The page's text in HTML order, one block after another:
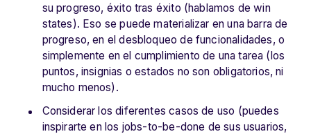
su progreso, éxito tras éxito (hablamos de win
states). Eso se puede materializar en una barra de
progreso, en el desbloqueo de funcionalidades, o
simplemente en el cumplimiento de una tarea (los
puntos, insignias o estados no son obligatorios, ni
mucho menos).
Considerar los diferentes casos de uso (puedes
inspirarte en los jobs-to-be-done de sus usuarios,